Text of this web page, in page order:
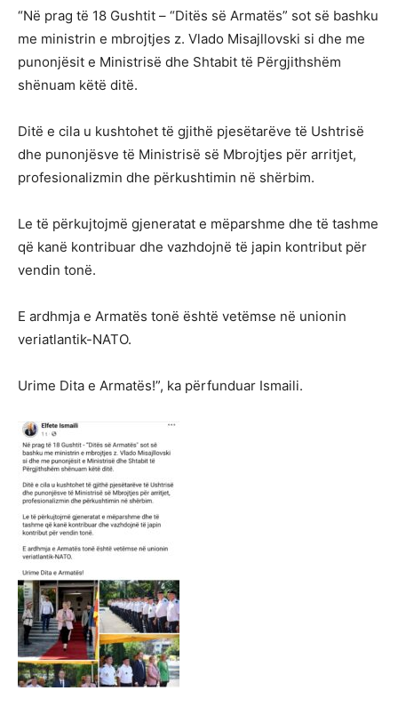
“Në prag të 18 Gushtit – “Ditës së Armatës” sot së bashku
me ministrin e mbrojtjes z. Vlado Misajllovski si dhe me
punonjësit e Ministrisë dhe Shtabit të Përgjithshëm
shënuam këtë ditë.
Ditë e cila u kushtohet të gjithë pjesëtarëve të Ushtrisë
dhe punonjësve të Ministrisë së Mbrojtjes për arritjet,
profesionalizmin dhe përkushtimin në shërbim.
Le të përkujtojmë gjeneratat e mëparshme dhe të tashme
që kanë kontribuar dhe vazhdojnë të japin kontribut për
vendin tonë.
E ardhmja e Armatës tonë është vetëmse në unionin
veriatlantik-NATO.
Urime Dita e Armatës!”, ka përfunduar Ismaili.